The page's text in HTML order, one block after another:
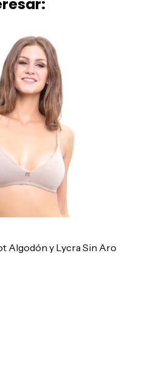
Algodón y Lycra Sin Aro